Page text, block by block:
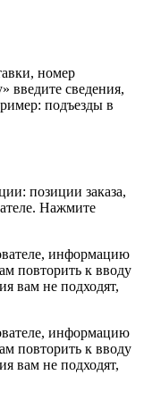
номер
введите сведения,
подъезды в
позиции заказа,
Нажмите
информацию
повторить к вводу
вам не подходят,
информацию
повторить к вводу
вам не подходят,